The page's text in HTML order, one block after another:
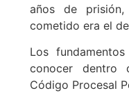
años de
cometido era el de
Los
conocer dentro
Código Procesal